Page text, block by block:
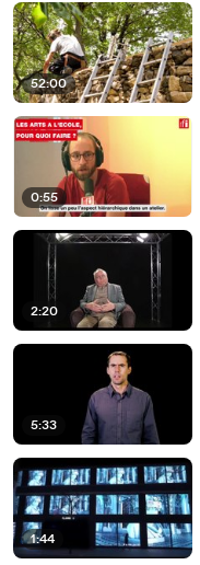
52:00
0:55
2:20
5:33
1:44